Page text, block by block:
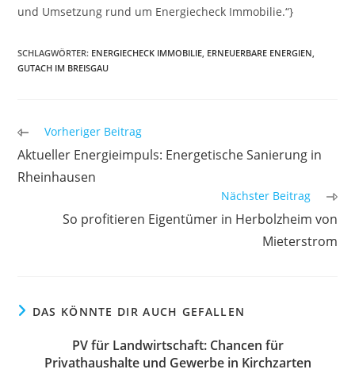
und Umsetzung rund um Energiecheck Immobilie.“}
SCHLAGWÖRTER: ENERGIECHECK IMMOBILIE, ERNEUERBARE ENERGIEN,
GUTACH IM BREISGAU
Weitere
Artikel
ansehen
Vorheriger Beitrag
Aktueller Energieimpuls: Energetische Sanierung in
Rheinhausen
Nächster Beitrag
So profitieren Eigentümer in Herbolzheim von
Mieterstrom
DAS KÖNNTE DIR AUCH GEFALLEN
PV für Landwirtschaft: Chancen für
Privathaushalte und Gewerbe in Kirchzarten